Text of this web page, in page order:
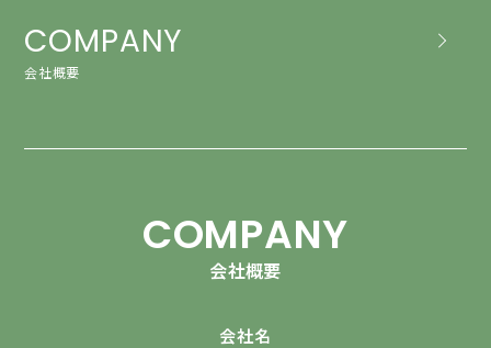
COMPANY
会社概要
COMPANY
会社概要
会社名